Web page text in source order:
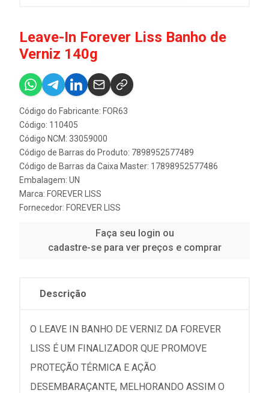
Leave-In Forever Liss Banho de
Verniz 140g
Código do Fabricante: FOR63
Código: 110405
Código NCM: 33059000
Código de Barras do Produto: 7898952577489
Código de Barras da Caixa Master: 17898952577486
Embalagem: UN
Marca: FOREVER LISS
Fornecedor: FOREVER LISS
Faça seu login ou
cadastre-se para ver preços e comprar
Descrição
O LEAVE IN BANHO DE VERNIZ DA FOREVER
LISS É UM FINALIZADOR QUE PROMOVE
PROTEÇÃO TÉRMICA E AÇÃO
DESEMBARAÇANTE, MELHORANDO ASSIM O